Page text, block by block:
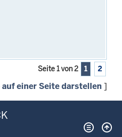
Seite 1 von 2 1 2
einer Seite darstellen ]